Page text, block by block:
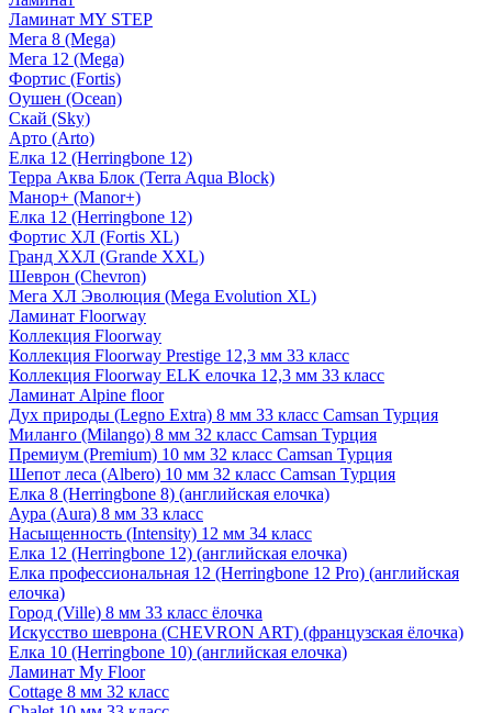
Ламинат MY STEP
Мега 8 (Mega)
Мега 12 (Mega)
Фортис (Fortis)
Оушен (Ocean)
Скай (Sky)
Арто (Arto)
Елка 12 (Herringbone 12)
Терра Аква Блок (Terra Aqua Block)
Манор+ (Manor+)
Елка 12 (Herringbone 12)
Фортис ХЛ (Fortis XL)
Гранд ХХЛ (Grande XXL)
Шеврон (Chevron)
Мега ХЛ Эволюция (Mega Evolution XL)
Ламинат Floorway
Коллекция Floorway
Коллекция Floorway Prestige 12,3 мм 33 класс
Коллекция Floorway ELK елочка 12,3 мм 33 класс
Ламинат Alpine floor
Дух природы (Legno Extra) 8 мм 33 класс Camsan Турция
Миланго (Milango) 8 мм 32 класс Camsan Турция
Премиум (Premium) 10 мм 32 класс Camsan Турция
Шепот леса (Albero) 10 мм 32 класс Camsan Турция
Елка 8 (Herringbone 8) (английская елочка)
Аура (Aura) 8 мм 33 класс
Насыщенность (Intensity) 12 мм 34 класс
Елка 12 (Herringbone 12) (английская елочка)
Елка профессиональная 12 (Herringbone 12 Pro) (английская
елочка)
Город (Ville) 8 мм 33 класс ёлочка
Искусство шеврона (CHEVRON ART) (французская ёлочка)
Елка 10 (Herringbone 10) (английская елочка)
Ламинат My Floor
Cottage 8 мм 32 класс